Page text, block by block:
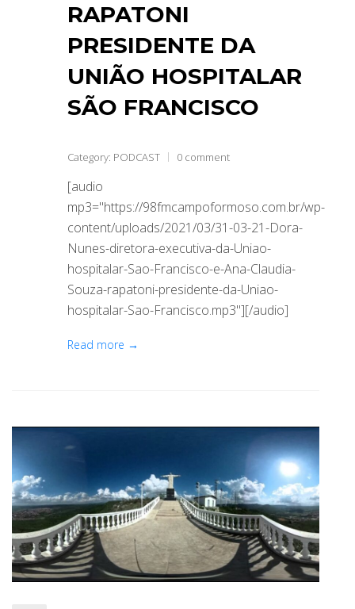
RAPATONI
PRESIDENTE DA
UNIÃO HOSPITALAR
SÃO FRANCISCO
Category: PODCAST 0 comment
[audio
mp3="https://98fmcampoformoso.com.br/wp-
content/uploads/2021/03/31-03-21-Dora-
Nunes-diretora-executiva-da-Uniao-
hospitalar-Sao-Francisco-e-Ana-Claudia-
Souza-rapatoni-presidente-da-Uniao-
hospitalar-Sao-Francisco.mp3"][/audio]
Read more →